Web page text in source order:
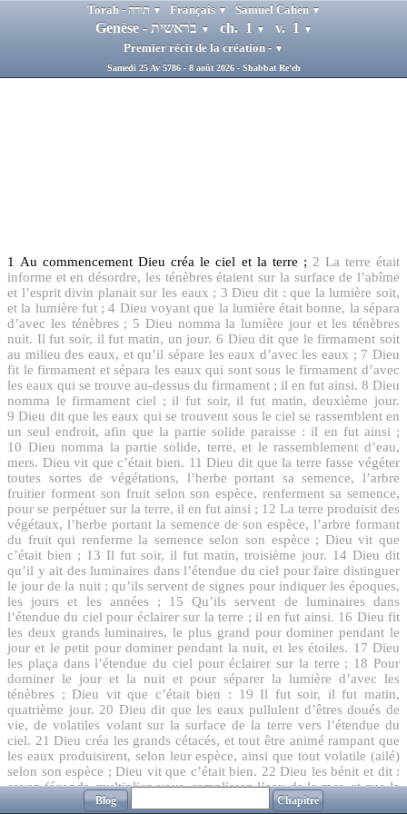
▼ Français ▼ Samuel Cahen ▼
▼ ch. 1 ▼ v. 1 ▼
Premier récit de la création - ▼
Samedi 25 Av 5786 - 8 août 2026 - Shabbat Re'eh
1 Au commencement Dieu créa le ciel et la terre ; 2 La terre était
informe et en désordre, les ténèbres étaient sur la surface de l’abîme
et l’esprit divin planait sur les eaux ; 3 Dieu dit : que la lumière soit,
et la lumière fut ; 4 Dieu voyant que la lumière était bonne, la sépara
d’avec les ténèbres ; 5 Dieu nomma la lumière jour et les ténèbres
nuit. Il fut soir, il fut matin, un jour. 6 Dieu dit que le firmament soit
au milieu des eaux, et qu’il sépare les eaux d’avec les eaux ; 7 Dieu
fit le firmament et sépara les eaux qui sont sous le firmament d’avec
les eaux qui se trouve au-dessus du firmament ; il en fut ainsi. 8 Dieu
nomma le firmament ciel ; il fut soir, il fut matin, deuxième jour.
9 Dieu dit que les eaux qui se trouvent sous le ciel se rassemblent en
un seul endroit, afin que la partie solide paraisse : il en fut ainsi ;
10 Dieu nomma la partie solide, terre, et le rassemblement d’eau,
mers. Dieu vit que c’était bien. 11 Dieu dit que la terre fasse végéter
toutes sortes de végétations, l’herbe portant sa semence, l’arbre
fruitier forment son fruit selon son espèce, renferment sa semence,
pour se perpétuer sur la terre, il en fut ainsi ; 12 La terre produisit des
végétaux, l’herbe portant la semence de son espèce, l’arbre formant
du fruit qui renferme la semence selon son espèce ; Dieu vit que
c’était bien ; 13 Il fut soir, il fut matin, troisième jour. 14 Dieu dit
qu’il y ait des luminaires dans l’étendue du ciel pour faire distinguer
le jour de la nuit ; qu’ils servent de signes pour indiquer les époques,
les jours et les années ;
15
Qu’ils servent de luminaires dans
l’étendue du ciel pour éclairer sur la terre ; il en fut ainsi. 16 Dieu fit
les deux grands luminaires, le plus grand pour dominer pendant le
jour et le petit pour dominer pendant la nuit, et les étoiles. 17 Dieu
les plaça dans l’étendue du ciel pour éclairer sur la terre ; 18 Pour
dominer le jour et la nuit et pour séparer la lumière d’avec les
ténèbres ; Dieu vit que c’était bien :
19 Il fut soir, il fut matin,
quatrième jour. 20 Dieu dit que les eaux pullulent d’êtres doués de
vie, de volatiles volant sur la surface de la terre vers l’étendue du
ciel. 21 Dieu créa les grands cétacés, et tout être animé rampant que
les eaux produisirent, selon leur espèce, ainsi que tout volatile (ailé)
selon son espèce ; Dieu vit que c’était bien. 22 Dieu les bénit et dit :
soyez féconds, multipliez-vous, remplissez l’eau de la mer, et que le
volatiles se multiplie sur la terre :
Il fut soir, il fut matin,
Blog Chapitre